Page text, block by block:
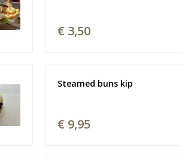
€ 3,50
Steamed buns kip
€ 9,95